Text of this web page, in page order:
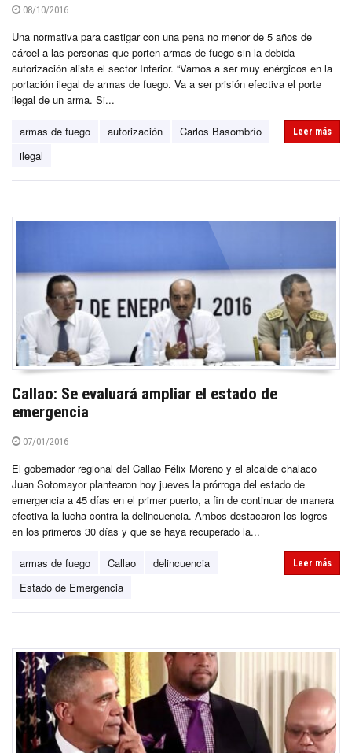
08/10/2016
Una normativa para castigar con una pena no menor de 5 años de
cárcel a las personas que porten armas de fuego sin la debida
autorización alista el sector Interior. “Vamos a ser muy enérgicos en la
portación ilegal de armas de fuego. Va a ser prisión efectiva el porte
ilegal de un arma. Si...
armas de fuego autorización
Carlos Basombrío
ilegal
Leer más
Callao: Se evaluará ampliar el estado de
emergencia
07/01/2016
El gobernador regional del Callao Félix Moreno y el alcalde chalaco
Juan Sotomayor plantearon hoy jueves la prórroga del estado de
emergencia a 45 días en el primer puerto, a fin de continuar de manera
efectiva la lucha contra la delincuencia. Ambos destacaron los logros
en los primeros 30 días y que se haya recuperado la...
armas de fuego Callao
delincuencia
Estado de Emergencia
Leer más